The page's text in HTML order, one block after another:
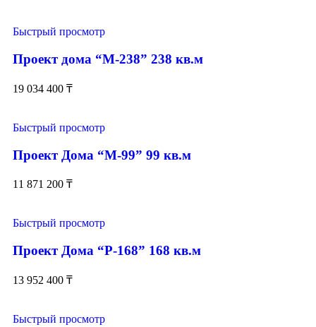
Быстрый просмотр
Проект дома “М-238” 238 кв.м
19 034 400 ₸
Быстрый просмотр
Проект Дома “М-99” 99 кв.м
11 871 200 ₸
Быстрый просмотр
Проект Дома “Р-168” 168 кв.м
13 952 400 ₸
Быстрый просмотр